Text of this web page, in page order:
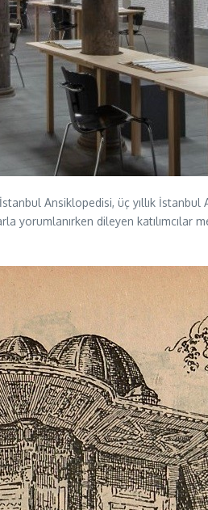
Ansiklopedisi, üç yıllık
yorumlanırken dileyen